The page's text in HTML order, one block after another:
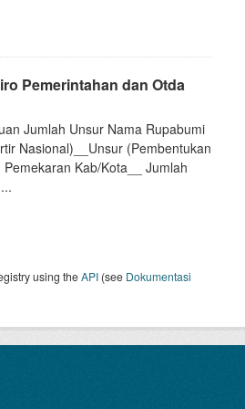
Pemerintahan dan Otda
Jumlah Unsur Nama Rupabumi
Nasional)__Unsur (Pembentukan
Kab/Kota__ Jumlah
using theAPI (see Dokumentasi